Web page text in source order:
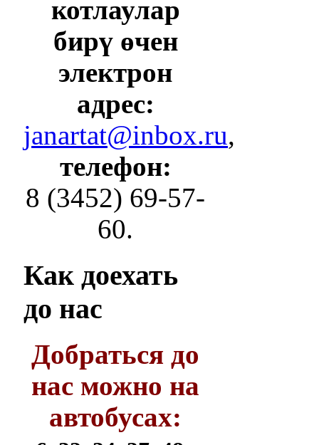
котлаулар
бирү өчен
электрон
адрес:
janartat@inbox.ru,
телефон:
8 (3452) 69-57-
60.
Как доехать
до нас
Добраться до
нас можно на
автобусах: